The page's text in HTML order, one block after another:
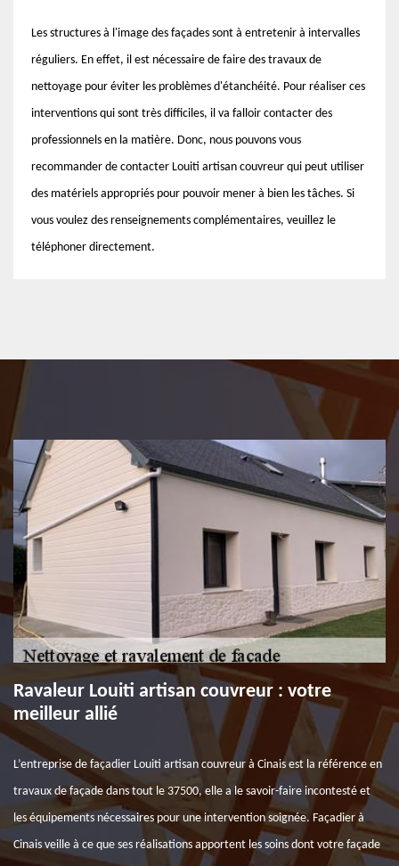
Les structures à l'image des façades sont à entretenir à intervalles
réguliers. En effet, il est nécessaire de faire des travaux de
nettoyage pour éviter les problèmes d'étanchéité. Pour réaliser ces
interventions qui sont très difficiles, il va falloir contacter des
professionnels en la matière. Donc, nous pouvons vous
recommander de contacter Louiti artisan couvreur qui peut utiliser
des matériels appropriés pour pouvoir mener à bien les tâches. Si
vous voulez des renseignements complémentaires, veuillez le
téléphoner directement.
Ravaleur Louiti artisan couvreur : votre
meilleur allié
L’entreprise de façadier Louiti artisan couvreur à Cinais est la référence en
travaux de façade dans tout le 37500, elle a le savoir-faire incontesté et
les équipements nécessaires pour une intervention soignée. Façadier à
Cinais veille à ce que ses réalisations apportent les soins dont votre façade